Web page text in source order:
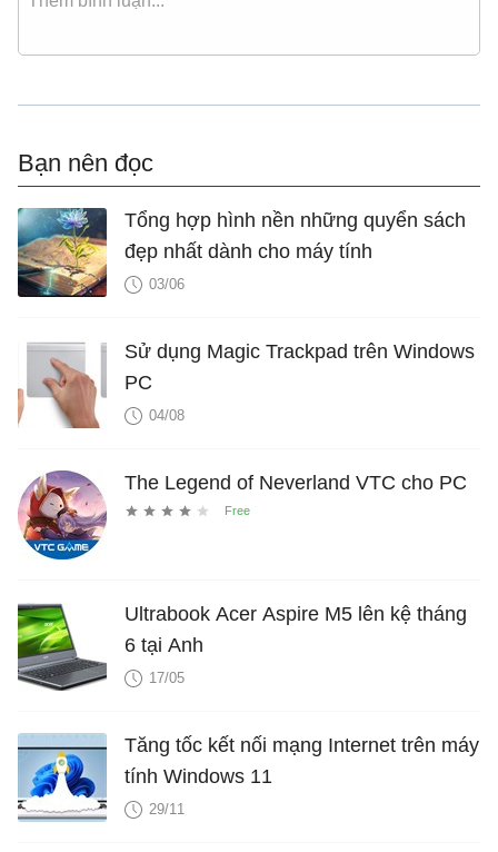
Bạn nên đọc
Tổng hợp hình nền những quyển sách
đẹp nhất dành cho máy tính
03/06
Sử dụng Magic Trackpad trên Windows
PC
04/08
The Legend of Neverland VTC cho PC
Ultrabook Acer Aspire M5 lên kệ tháng
6 tại Anh
17/05
Tăng tốc kết nối mạng Internet trên máy
tính Windows 11
29/11